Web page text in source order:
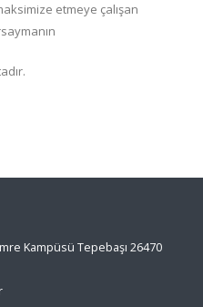
etmeye çalışan
Kampüsü Tepebaşı 26470